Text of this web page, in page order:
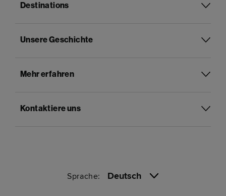
Destinations
Unsere Geschichte
Mehr erfahren
Kontaktiere uns
Sprache: Deutsch